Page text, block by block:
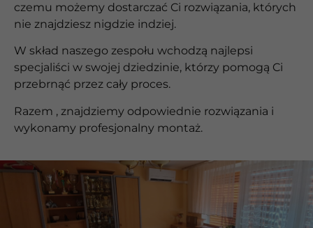
czemu możemy dostarczać Ci rozwiązania, których
nie znajdziesz nigdzie indziej.
W skład naszego zespołu wchodzą najlepsi
specjaliści w swojej dziedzinie, którzy pomogą Ci
przebrnąć przez cały proces.
Razem , znajdziemy odpowiednie rozwiązania i
wykonamy profesjonalny montaż.